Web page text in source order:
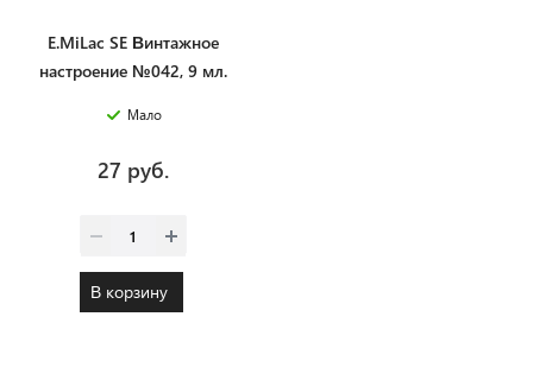
E.MiLac SE Винтажное
настроение №042, 9 мл.
Мало
27 руб.
В корзину